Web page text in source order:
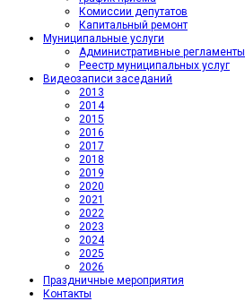
Комиссии депутатов
Капитальный ремонт
Муниципальные услуги
Административные регламенты
Реестр муниципальных услуг
Видеозаписи заседаний
2013
2014
2015
2016
2017
2018
2019
2020
2021
2022
2023
2024
2025
2026
Праздничные мероприятия
Контакты